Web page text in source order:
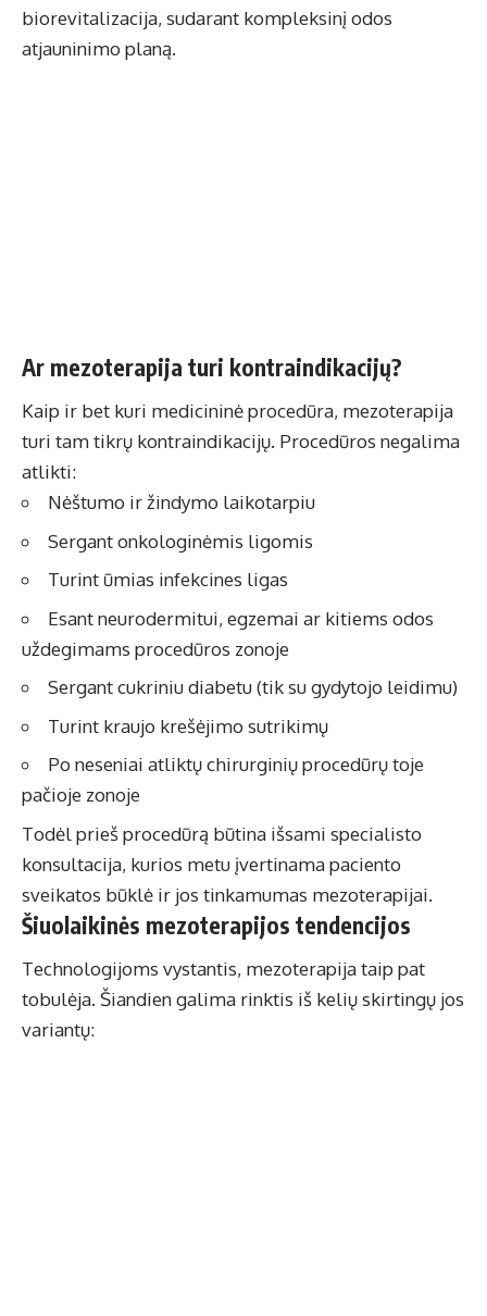
biorevitalizacija, sudarant kompleksinį odos
atjauninimo planą.
Ar mezoterapija turi kontraindikacijų?
Kaip ir bet kuri medicininė procedūra, mezoterapija
turi tam tikrų kontraindikacijų. Procedūros negalima
atlikti:
Nėštumo ir žindymo laikotarpiu
Sergant onkologinėmis ligomis
Turint ūmias infekcines ligas
Esant neurodermitui, egzemai ar kitiems odos
uždegimams procedūros zonoje
Sergant cukriniu diabetu (tik su gydytojo leidimu)
Turint kraujo krešėjimo sutrikimų
Po neseniai atliktų chirurginių procedūrų toje
pačioje zonoje
Todėl prieš procedūrą būtina išsami specialisto
konsultacija, kurios metu įvertinama paciento
sveikatos būklė ir jos tinkamumas mezoterapijai.
Šiuolaikinės mezoterapijos tendencijos
Technologijoms vystantis, mezoterapija taip pat
tobulėja. Šiandien galima rinktis iš kelių skirtingų jos
variantų: